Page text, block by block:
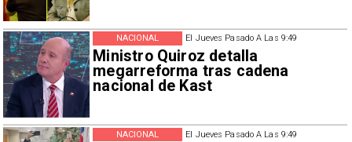
El Jueves Pasado A Las 9:49
Ministro Quiroz detalla
megarreforma tras cadena
nacional de Kast
NACIONAL
El Jueves Pasado A Las 9:49
NACIONAL